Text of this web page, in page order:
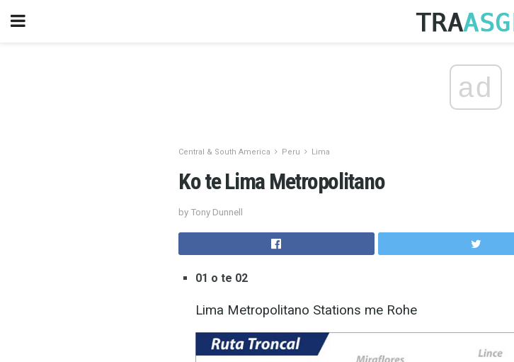
ad
Central & South America Peru Lima
Ko te Lima Metropolitano
by Tony Dunnell
01 o te 02
Lima Metropolitano Stations me Rohe